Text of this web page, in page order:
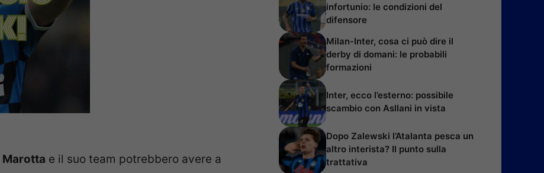
Marotta e il suo team potrebbero avere a
infortunio: le condizioni del
difensore
Milan-Inter, cosa ci può dire il
derby di domani: le probabili
formazioni
Inter, ecco l’esterno: possibile
scambio con Asllani in vista
Dopo Zalewski l’Atalanta pesca un
altro interista? Il punto sulla
trattativa